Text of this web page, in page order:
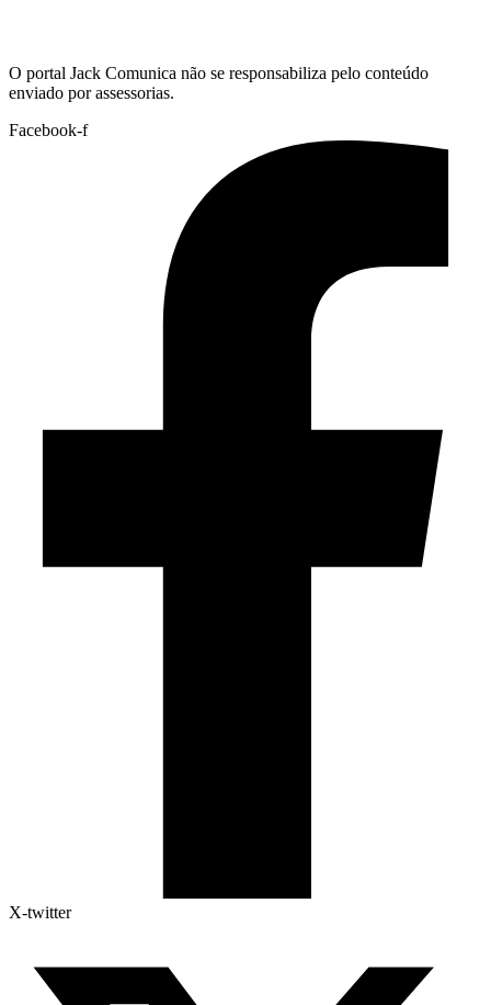
O portal Jack Comunica não se responsabiliza pelo conteúdo
enviado por assessorias.
Facebook-f
X-twitter